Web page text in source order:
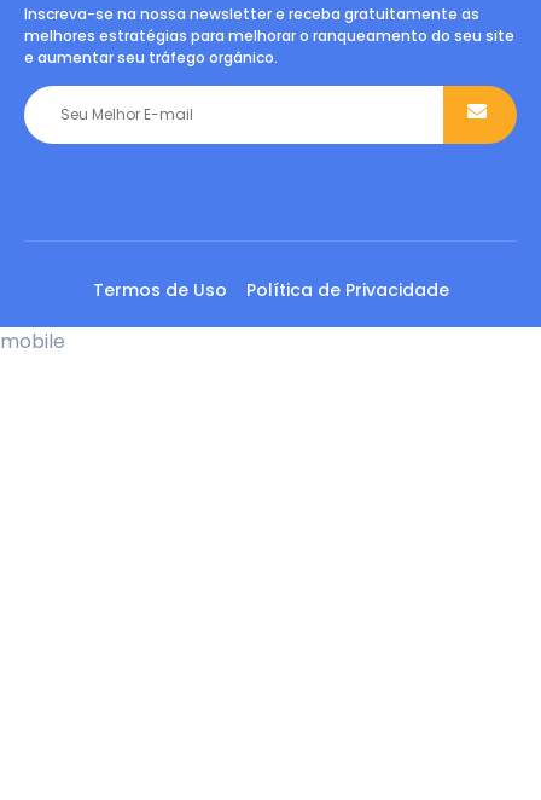
Inscreva-se na nossa newsletter e receba gratuitamente as
melhores estratégias para melhorar o ranqueamento do seu site
e aumentar seu tráfego orgânico.
Termos de Uso Política de Privacidade